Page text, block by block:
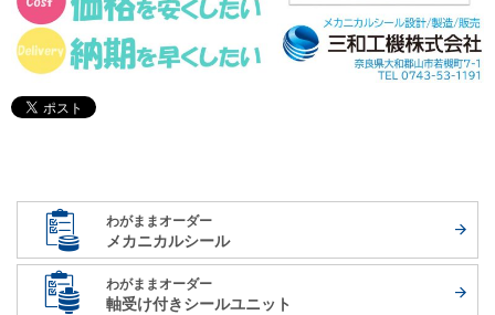
わがままオーダー
メカニカルシール
わがままオーダー
軸受け付きシールユニット